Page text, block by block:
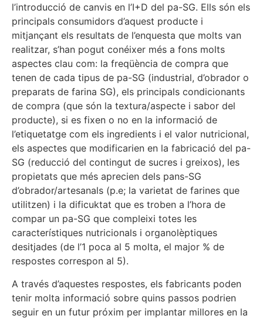
l’introducció de canvis en l’I+D del pa-SG. Ells són els
principals consumidors d’aquest producte i
mitjançant els resultats de l’enquesta que molts van
realitzar, s’han pogut conéixer més a fons molts
aspectes clau com: la freqüència de compra que
tenen de cada tipus de pa-SG (industrial, d’obrador o
preparats de farina SG), els principals condicionants
de compra (que són la textura/aspecte i sabor del
producte), si es fixen o no en la informació de
l’etiquetatge com els ingredients i el valor nutricional,
els aspectes que modificarien en la fabricació del pa-
SG (reducció del contingut de sucres i greixos), les
propietats que més aprecien dels pans-SG
d’obrador/artesanals (p.e; la varietat de farines que
utilitzen) i la dificuktat que es troben a l’hora de
compar un pa-SG que compleixi totes les
característiques nutricionals i organolèptiques
desitjades (de l’1 poca al 5 molta, el major % de
respostes correspon al 5).
A través d’aquestes respostes, els fabricants poden
tenir molta informació sobre quins passos podrien
seguir en un futur próxim per implantar millores en la